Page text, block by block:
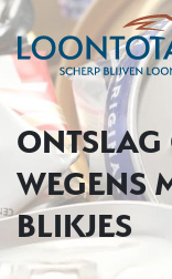
ONTSLAG
WEGENS
BLIKJES